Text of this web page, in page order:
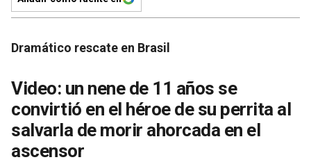
Dramático rescate en Brasil
Video: un nene de 11 años se
convirtió en el héroe de su perrita al
salvarla de morir ahorcada en el
ascensor